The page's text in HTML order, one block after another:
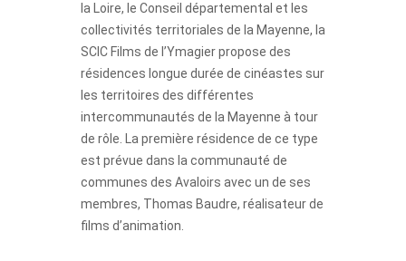
la Loire, le Conseil départemental et les
collectivités territoriales de la Mayenne, la
SCIC Films de l’Ymagier propose des
résidences longue durée de cinéastes sur
les territoires des différentes
intercommunautés de la Mayenne à tour
de rôle. La première résidence de ce type
est prévue dans la communauté de
communes des Avaloirs avec un de ses
membres, Thomas Baudre, réalisateur de
films d’animation.